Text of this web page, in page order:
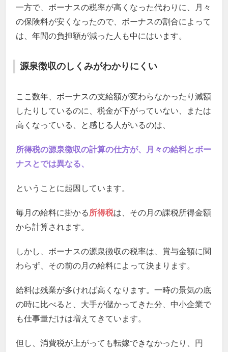
一方で、ボーナスの税率が高くなった代わりに、月々
の保険料が安くなったので、ボーナスの割合によって
は、年間の負担額が減った人も中にはいます。
源泉徴収のしくみがわかりにくい
ここ数年、ボーナスの支給額が変わらなかったり減額
したりしているのに、税金が下がっていない、または
高くなっている、と感じる人がいるのは、
所得税の源泉徴収の計算の仕方が、月々の給料とボー
ナスとでは異なる、
ということに起因しています。
毎月の給料に掛かる 所得税は、その月の課税所得金額
から計算されます。
しかし、ボーナスの源泉徴収の税率は、賞与金額に関
わらず、その前の月の給料によって決まります。
給料は残業が多ければ高くなります。一時の景気の底
の時に比べると、大手が儲かってきた分、中小企業で
も仕事量だけは増えてきています。
但し、消費税が上がっても転嫁できなかったり、円